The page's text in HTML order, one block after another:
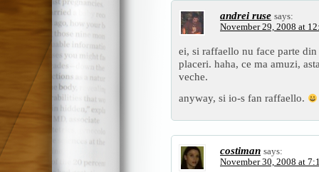
andrei ruse says:
November 29, 2008 at
ei, si raffaello nu face parte din
placeri. haha, ce ma amuzi,
veche.
anyway, si io-s fan raffaello.
costiman says:
November 30, 2008 at